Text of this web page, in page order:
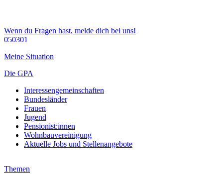
Wenn du Fragen hast, melde dich bei uns!
050301
Meine Situation
Die GPA
Interessengemeinschaften
Bundesländer
Frauen
Jugend
Pensionist:innen
Wohnbauvereinigung
Aktuelle Jobs und Stellenangebote
Themen